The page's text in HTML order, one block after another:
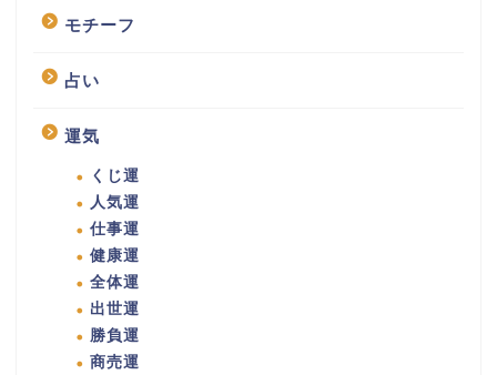
モチーフ
占い
運気
くじ運
人気運
仕事運
健康運
全体運
出世運
勝負運
商売運